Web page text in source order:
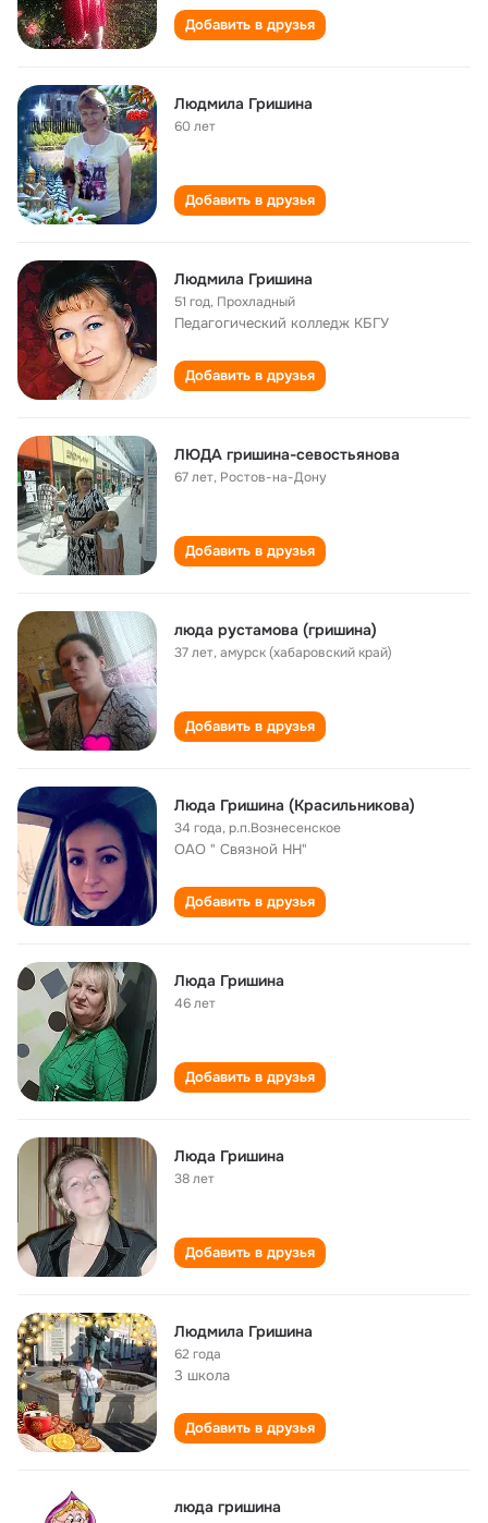
Добавить в друзья
Людмила Гришина
60 лет
Добавить в друзья
Людмила Гришина
51 год, Прохладный
Педагогический колледж КБГУ
Добавить в друзья
ЛЮДА гришина-севостьянова
67 лет, Ростов-на-Дону
Добавить в друзья
люда рустамова (гришина)
37 лет,амурск (хабаровский край)
Добавить в друзья
Люда Гришина (Красильникова)
34 года,р.п.Вознесенское
ОАО " Связной НН"
Добавить в друзья
Люда Гришина
46 лет
Добавить в друзья
Люда Гришина
38 лет
Добавить в друзья
Людмила Гришина
62 года
3 школа
Добавить в друзья
люда гришина